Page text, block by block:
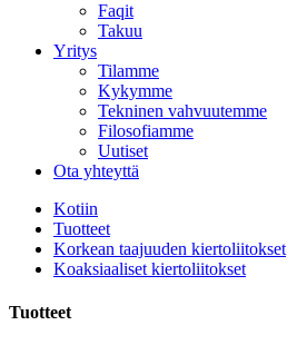
Faqit
Takuu
Yritys
Tilamme
Kykymme
Tekninen vahvuutemme
Filosofiamme
Uutiset
Ota yhteyttä
Kotiin
Tuotteet
Korkean taajuuden kiertoliitokset
Koaksiaaliset kiertoliitokset
Tuotteet